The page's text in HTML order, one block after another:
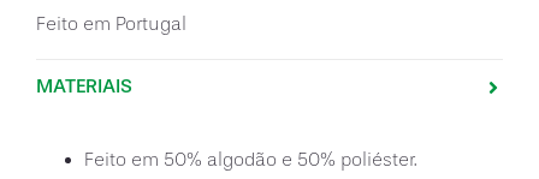
Feito em Portugal
MATERIAIS
Feito em 50% algodão e 50% poliéster.